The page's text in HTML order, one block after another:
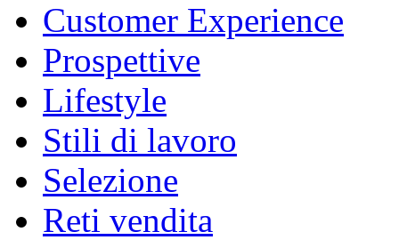
Customer Experience
Prospettive
Lifestyle
Stili di lavoro
Selezione
Reti vendita